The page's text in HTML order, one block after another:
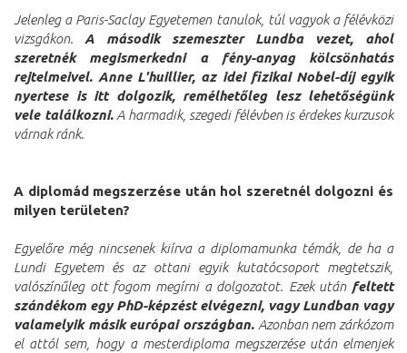
Jelenleg a Paris-Saclay Egyetemen tanulok, túl vagyok a félévközi
vizsgákon. A második szemeszter Lundba vezet, ahol
szeretnék megismerkedni a fény-anyag kölcsönhatás
rejtelmeivel. Anne L'huillier, az idei fizikai Nobel-díj egyik
nyertese is itt dolgozik, remélhetőleg lesz lehetőségünk
vele találkozni.A harmadik, szegedi félévben is érdekes kurzusok
várnak ránk.
A diplomád megszerzése után hol szeretnél dolgozni és
milyen területen?
Egyelőre még nincsenek kiírva a diplomamunka témák, de ha a
Lundi Egyetem és az ottani egyik kutatócsoport megtetszik,
valószínűleg ott fogom megírni a dolgozatot. Ezek után feltett
szándékom egy PhD-képzést elvégezni, vagy Lundban vagy
valamelyik másik európai országban. Azonban nem zárkózom
el attól sem, hogy a mesterdiploma megszerzése után elmenjek